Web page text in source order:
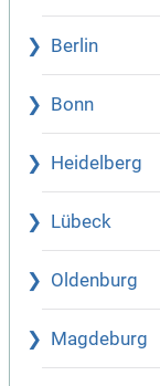
Berlin
Bonn
Heidelberg
Lübeck
Oldenburg
Magdeburg